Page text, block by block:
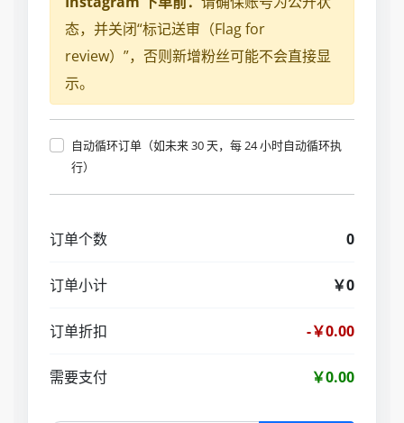
态，并关闭“标记送审（Flag for
review）”，否则新增粉丝可能不会直接显
示。
自动循环订单（如未来 30 天，每 24 小时自动循环执
行）
订单个数 0
订单小计 ￥0
订单折扣 -￥0.00
需要支付 ￥0.00